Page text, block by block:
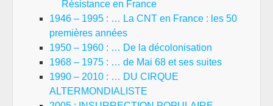
Résistance en France
1946 – 1995 : … La CNT en France : les 50
premières années
1950 – 1960 : … De la décolonisation
1968 – 1975 : … de Mai 68 et ses suites
1990 – 2010 : … DU CIRQUE
ALTERMONDIALISTE